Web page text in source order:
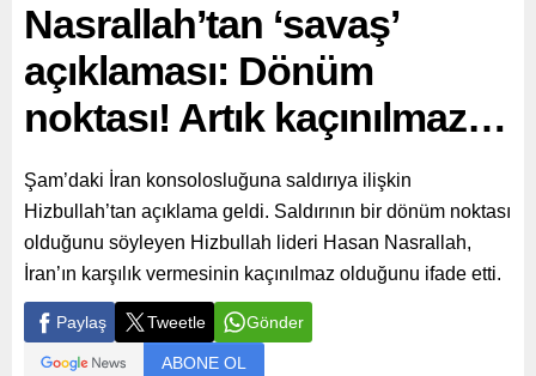
Nasrallah’tan ‘savaş’
açıklaması: Dönüm
noktası! Artık kaçınılmaz…
Şam’daki İran konsolosluğuna saldırıya ilişkin
Hizbullah’tan açıklama geldi. Saldırının bir dönüm noktası
olduğunu söyleyen Hizbullah lideri Hasan Nasrallah,
İran’ın karşılık vermesinin kaçınılmaz olduğunu ifade etti.
Paylaş Tweetle Gönder
ABONE OL